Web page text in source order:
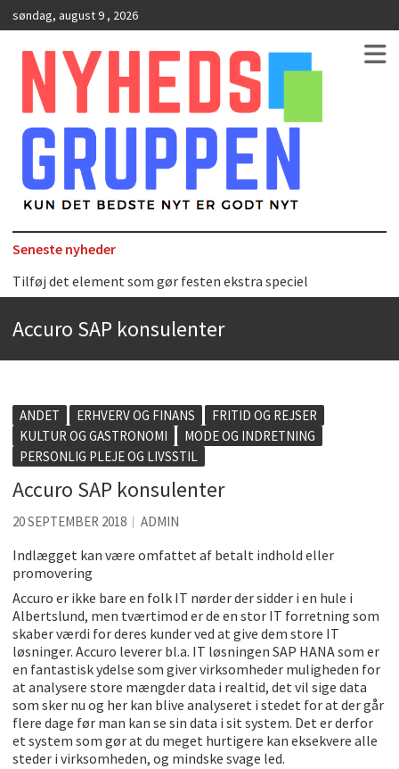
søndag, august 9 , 2026
NyhedsGruppen
Kun det bedste nyt er godt nyt
Seneste nyheder
Tilføj det element som gør festen ekstra speciel
Accuro SAP konsulenter
Kølig hvidvin på en varm sommerdag
Sjove oplevelsesmuligheder i København
Accuro SAP konsulenter
ANDET ERHVERV OG FINANS
FRITID OG REJSER
KULTUR OG GASTRONOMI
MODE OG INDRETNING
PERSONLIG PLEJE OG LIVSSTIL
Accuro SAP konsulenter
20 SEPTEMBER 2018 ADMIN
Indlægget kan være omfattet af betalt indhold eller
promovering
Accuro er ikke bare en folk IT nørder der sidder i en hule i
Albertslund, men tværtimod er de en stor IT forretning som
skaber værdi for deres kunder ved at give dem store IT
løsninger. Accuro leverer bl.a. IT løsningen SAP HANA som er
en fantastisk ydelse som giver virksomheder muligheden for
at analysere store mængder data i realtid, det vil sige data
som sker nu og her kan blive analyseret i stedet for at der går
flere dage før man kan se sin data i sit system. Det er derfor
et system som gør at du meget hurtigere kan eksekvere alle
steder i virksomheden, og mindske svage led.